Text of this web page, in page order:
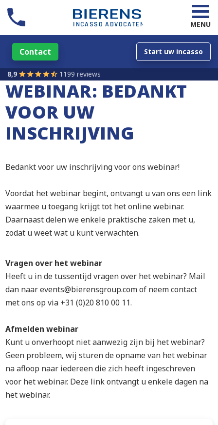
MENU
Contact Start uw incasso
8,9 1199 reviews
WEBINAR: BEDANKT
VOOR UW
INSCHRIJVING
Bedankt voor uw inschrijving voor ons webinar!
Voordat het webinar begint, ontvangt u van ons een link
waarmee u toegang krijgt tot het online webinar.
Daarnaast delen we enkele praktische zaken met u,
zodat u weet wat u kunt verwachten.
Vragen over het webinar
Heeft u in de tussentijd vragen over het webinar? Mail
dan naar events@bierensgroup.com of neem contact
met ons op via +31 (0)20 810 00 11.
Afmelden webinar
Kunt u onverhoopt niet aanwezig zijn bij het webinar?
Geen probleem, wij sturen de opname van het webinar
na afloop naar iedereen die zich heeft ingeschreven
voor het webinar. Deze link ontvangt u enkele dagen na
het webinar.